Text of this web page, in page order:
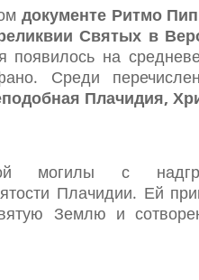
документе Ритмо
Святых в
появилось на
Среди
Плачидия,
могилы с
Плачидии. Ей
Землю и